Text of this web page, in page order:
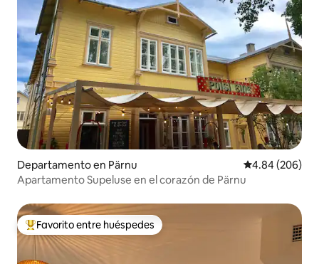
Departamento en Pärnu Calificación
4.84 (206)
Apartamento Supeluse en el corazón de Pärnu
De los mejores en Favorito entre huéspedes
Favorito entre huéspedes